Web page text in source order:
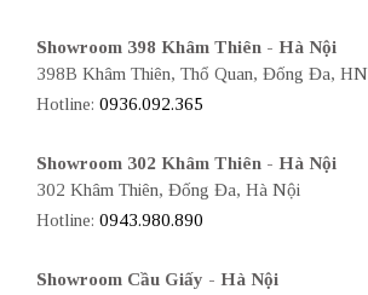
Showroom 398 Khâm Thiên - Hà Nội
398B Khâm Thiên, Thổ Quan, Đống Đa, HN
Hotline: 0936.092.365
Showroom 302 Khâm Thiên - Hà Nội
302 Khâm Thiên, Đống Đa, Hà Nội
Hotline: 0943.980.890
Showroom Cầu Giấy - Hà Nội